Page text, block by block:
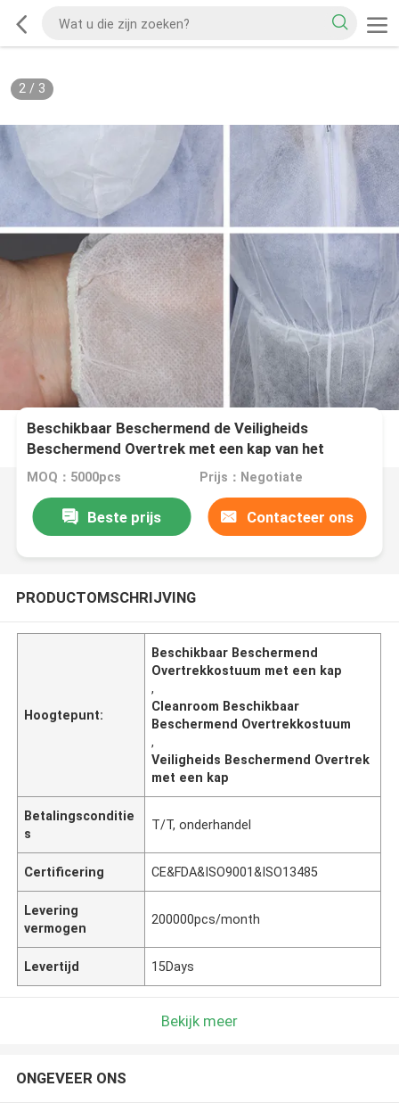
2/ 3
Beschikbaar Beschermend de Veiligheids
Beschermend Overtrek met een kap van het
Overtrekkostuum voor Cleanroom
MOQ：5000pcs Prijs：Negotiate
Beste prijs Contacteer ons
PRODUCTOMSCHRIJVING
Hoogtepunt:
Beschikbaar Beschermend
Overtrekkostuum met een kap
,
Cleanroom Beschikbaar
Beschermend Overtrekkostuum
,
Veiligheids Beschermend Overtrek
met een kap
Betalingsconditie
s
T/T, onderhandel
Certificering CE&FDA&ISO9001&ISO13485
Levering
vermogen
200000pcs/month
Levertijd 15Days
Bekijk meer
ONGEVEER ONS